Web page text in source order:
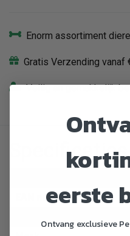
Enorm assortiment
Gratis Verzending vanaf
Veilig en gemakkelijk
Specificaties
EAN nummereerste
Ontvang exclusieve